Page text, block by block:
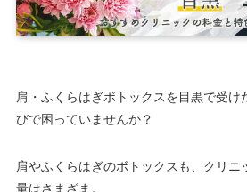
肩・ふくらはぎボトックスを目黒で受け
びで困っていませんか？
肩やふくらはぎのボトックスも、クリニ
量はさまざま。